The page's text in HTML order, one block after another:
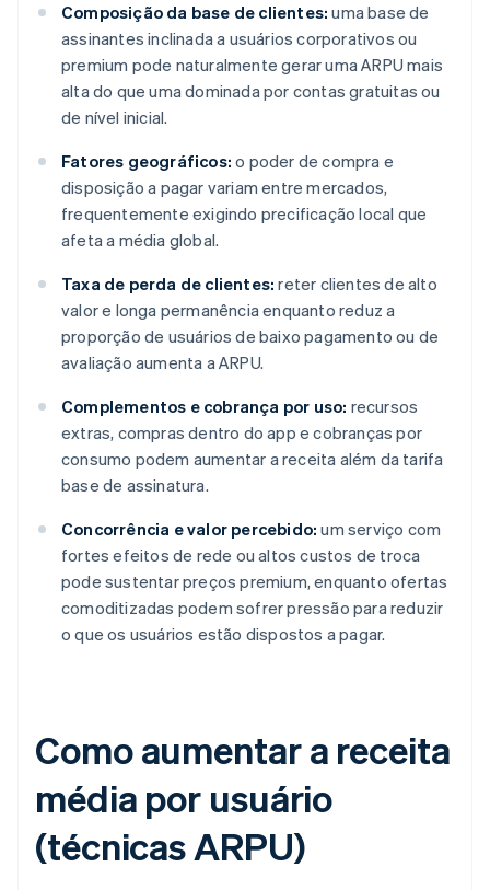
Composição da base de clientes: uma base de
assinantes inclinada a usuários corporativos ou
premium pode naturalmente gerar uma ARPU mais
alta do que uma dominada por contas gratuitas ou
de nível inicial.
Fatores geográficos: o poder de compra e
disposição a pagar variam entre mercados,
frequentemente exigindo precificação local que
afeta a média global.
Taxa de perda de clientes: reter clientes de alto
valor e longa permanência enquanto reduz a
proporção de usuários de baixo pagamento ou de
avaliação aumenta a ARPU.
Complementos e cobrança por uso: recursos
extras, compras dentro do app e cobranças por
consumo podem aumentar a receita além da tarifa
base de assinatura.
Concorrência e valor percebido: um serviço com
fortes efeitos de rede ou altos custos de troca
pode sustentar preços premium, enquanto ofertas
comoditizadas podem sofrer pressão para reduzir
o que os usuários estão dispostos a pagar.
Como aumentar a receita
média por usuário
(técnicas ARPU)